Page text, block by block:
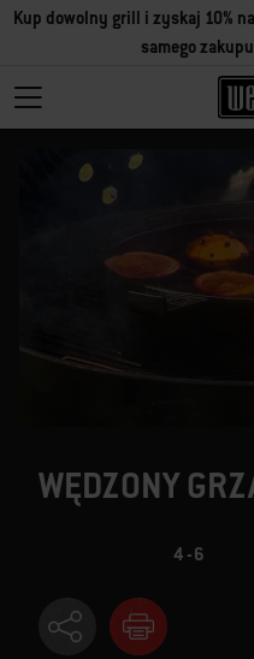
Kup dowolny grill i zyskaj 10%
samego
WĘDZONY
4-6